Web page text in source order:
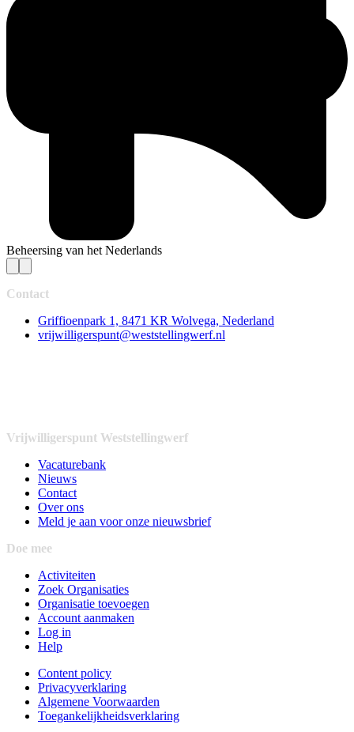
Beheersing van het Nederlands
Contact
Griffioenpark 1, 8471 KR Wolvega, Nederland
vrijwilligerspunt@weststellingwerf.nl
Vrijwilligerspunt Weststellingwerf
Vacaturebank
Nieuws
Contact
Over ons
Meld je aan voor onze nieuwsbrief
Doe mee
Activiteiten
Zoek Organisaties
Organisatie toevoegen
Account aanmaken
Log in
Help
Content policy
Privacyverklaring
Algemene Voorwaarden
Toegankelijkheidsverklaring